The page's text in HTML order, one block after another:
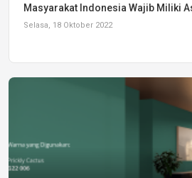
Masyarakat Indonesia Wajib Miliki
Selasa, 18 Oktober 2022